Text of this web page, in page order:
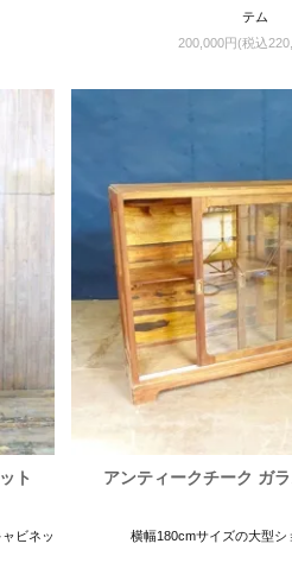
テム
200,000円(税込
ト
ビネッ
アンティークチーク ガ
横幅180cmサイズの大型シ